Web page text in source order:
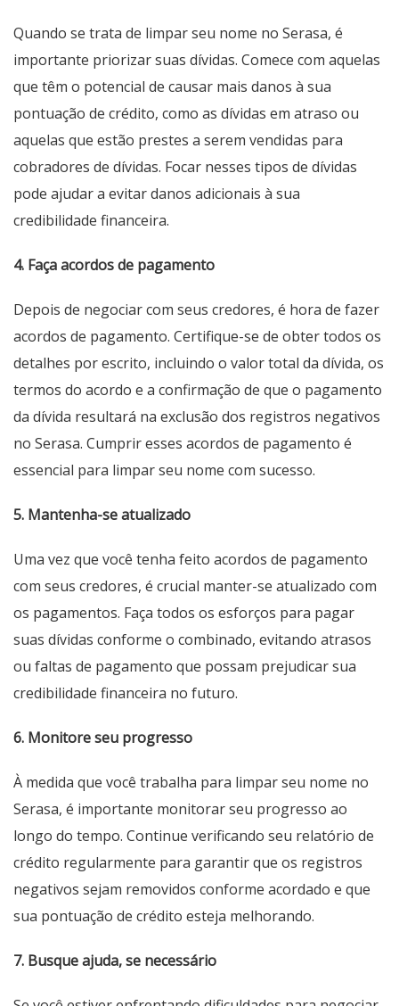
Quando se trata de limpar seu nome no Serasa, é
importante priorizar suas dívidas. Comece com aquelas
que têm o potencial de causar mais danos à sua
pontuação de crédito, como as dívidas em atraso ou
aquelas que estão prestes a serem vendidas para
cobradores de dívidas. Focar nesses tipos de dívidas
pode ajudar a evitar danos adicionais à sua
credibilidade financeira.
4. Faça acordos de pagamento
Depois de negociar com seus credores, é hora de fazer
acordos de pagamento. Certifique-se de obter todos os
detalhes por escrito, incluindo o valor total da dívida, os
termos do acordo e a confirmação de que o pagamento
da dívida resultará na exclusão dos registros negativos
no Serasa. Cumprir esses acordos de pagamento é
essencial para limpar seu nome com sucesso.
5. Mantenha-se atualizado
Uma vez que você tenha feito acordos de pagamento
com seus credores, é crucial manter-se atualizado com
os pagamentos. Faça todos os esforços para pagar
suas dívidas conforme o combinado, evitando atrasos
ou faltas de pagamento que possam prejudicar sua
credibilidade financeira no futuro.
6. Monitore seu progresso
À medida que você trabalha para limpar seu nome no
Serasa, é importante monitorar seu progresso ao
longo do tempo. Continue verificando seu relatório de
crédito regularmente para garantir que os registros
negativos sejam removidos conforme acordado e que
sua pontuação de crédito esteja melhorando.
7. Busque ajuda, se necessário